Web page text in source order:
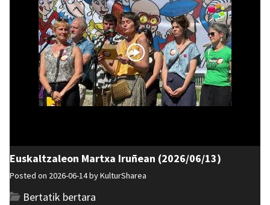
Euskaltzaleon Martxa Iruñean (2026/06/13)
Posted on 2026-06-14 byKulturSharea
Bertatik bertara